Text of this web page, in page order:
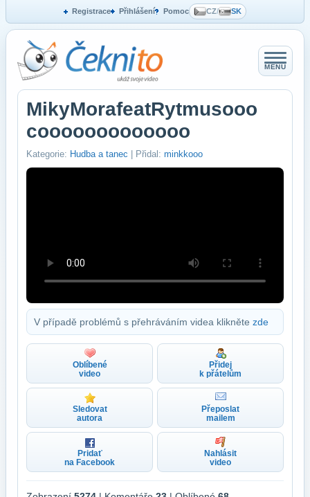
Registrace Přihlášení Pomoc CZ/ SK
MENU
MikyMorafeatRytmusooo
cooooooooooooo
Kategorie: Hudba a tanec | Přidal: minkkooo
V případě problémů s přehráváním videa klikněte zde
Oblíbené
video
Přidej
k přátelům
Sledovat
autora
Přeposlat
mailem
Pridať
na Facebook
Nahlásit
video